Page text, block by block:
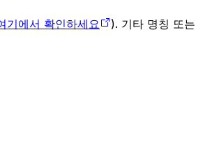
기에서 확인하세요
). 기타 명칭 또는